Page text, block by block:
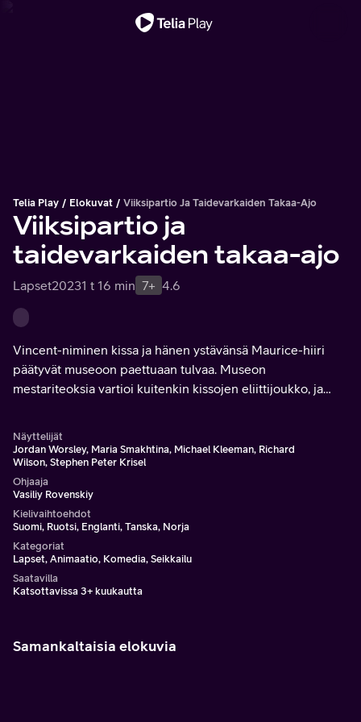
Telia Play Elokuvat Viiksipartio Ja Taidevarkaiden Takaa-Ajo
Viiksipartio ja
taidevarkaiden takaa-ajo
Lapset20231 t 16 min 7+ 4.6
Vincent-niminen kissa ja hänen ystävänsä Maurice-hiiri
päätyvät museoon paettuaan tulvaa. Museon
mestariteoksia vartioi kuitenkin kissojen eliittijoukko, ja
Näyttelijät
Jordan Worsley, Maria Smakhtina, Michael Kleeman, Richard
Wilson, Stephen Peter Krisel
Ohjaaja
Vasiliy Rovenskiy
Kielivaihtoehdot
Suomi, Ruotsi, Englanti, Tanska, Norja
Kategoriat
Lapset, Animaatio, Komedia, Seikkailu
Saatavilla
Katsottavissa 3+ kuukautta
Samankaltaisia elokuvia